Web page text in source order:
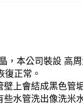
本公司裝設 高
正常。
上會結成黑色管
水管洗出像洗米